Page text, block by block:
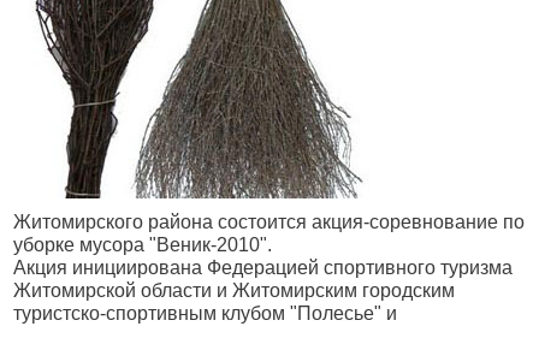
Житомирского района состоится акция-соревнование по
уборке мусора "Веник-2010".
Акция инициирована Федерацией спортивного туризма
Житомирской области и Житомирским городским
туристско-спортивным клубом "Полесье" и